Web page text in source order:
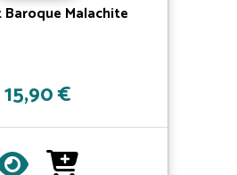
Malachite
15,90 €